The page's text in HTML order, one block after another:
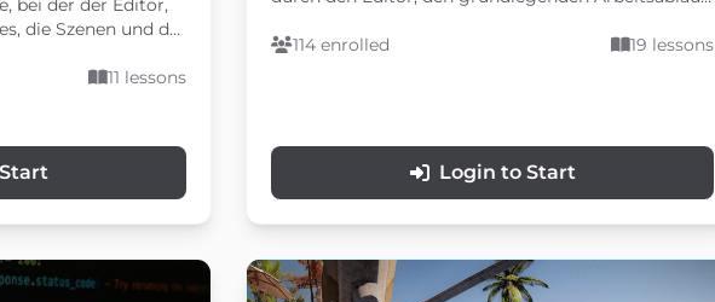
bei der der Editor,
die Szenen und der
Dokumentation
Speichern/Laden
11 lessons
musst, bevor du deine eigenen 3D-Spiele erstellst.
114 enrolled 19 lessons
Login to Start